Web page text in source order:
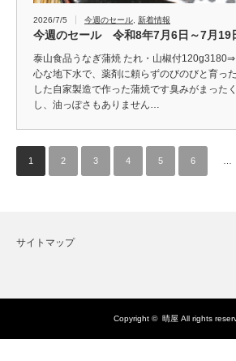
2026/7/5 今週のセール 新着情報
今週のセール 令和8年7月6日～7月
泰山食品うなぎ蒲焼 たれ・山椒付
心な地下水で、薬剤に頼らずのびのびと育っ
した自家製造で作った蒲焼です臭みがまった
し、油っぽさもありません…
1 2 3 4 5 6
サイトマップ
Copyright © 晴屋 All rights